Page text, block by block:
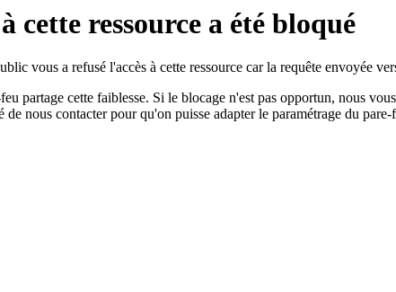
cette ressource a été bloqué
vous a refusé l'accès à cette ressource car la requête envoyée
partage cette faiblesse. Si le blocage n'est pas opportun, nous
nous contacter pour qu'on puisse adapter le paramétrage du pare-